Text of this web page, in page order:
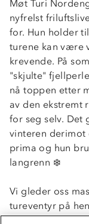
Møt Turi
nyfrelst
for. Hun holder
turene kan være
krevende. På
"skjulte"
nå toppen etter
av den ekstremt
for seg selv. Det
vinteren derimot
prima og hun
langrenn ❄️
Vi gleder oss
tureventyr på
Kundeservice
Kontakt oss
Kundeklubb
Bedrift,
Om Stormberg
Verdigrunnlag
Klima og miljø
Etisk handel
Dyreetikk
1% til samfunnet
Inkludering
Materialer
Personvern
Alt du trenger
Dette trenger
Gravidklær
Hvordan velge
Vask og
EL-retur
Få